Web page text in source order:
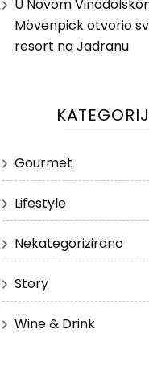
U Novom
Mövenpick otvorio
resort na Jadranu
Gourmet
Lifestyle
Nekategorizirano
Story
Wine & Drink